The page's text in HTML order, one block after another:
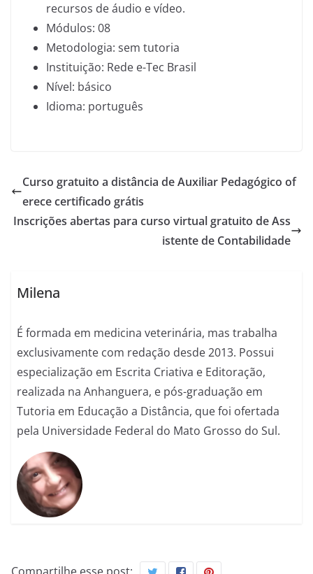
recursos de áudio e vídeo.
Módulos: 08
Metodologia: sem tutoria
Instituição: Rede e-Tec Brasil
Nível: básico
Idioma: português
Curso gratuito a distância de Auxiliar Pedagógico of
erece certificado grátis
Inscrições abertas para curso virtual gratuito de Ass
istente de Contabilidade
Milena
É formada em medicina veterinária, mas trabalha
exclusivamente com redação desde 2013. Possui
especialização em Escrita Criativa e Editoração,
realizada na Anhanguera, e pós-graduação em
Tutoria em Educação a Distância, que foi ofertada
pela Universidade Federal do Mato Grosso do Sul.